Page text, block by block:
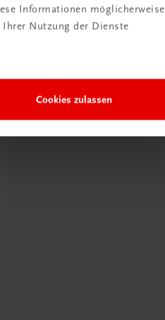
Informationen möglicherweise
Nutzung der Dienste
Cookies zulassen